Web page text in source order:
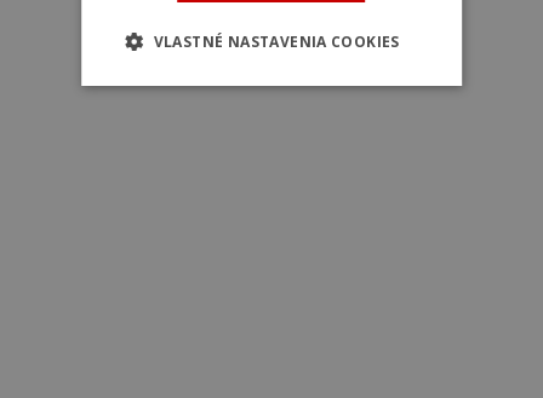
VLASTNÉ NASTAVENIA COOKIES